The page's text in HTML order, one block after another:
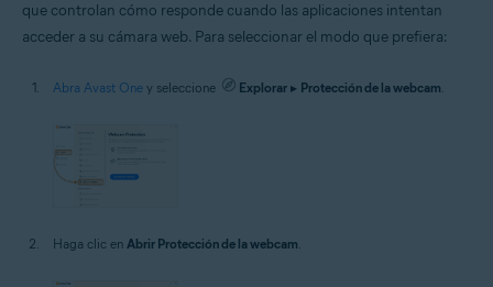
que controlan cómo responde cuando las aplicaciones intentan
acceder a su cámara web. Para seleccionar el modo que prefiera:
Abra Avast One y seleccione Explorar ▸ Protección de la webcam.
Haga clic en Abrir Protección de la webcam.